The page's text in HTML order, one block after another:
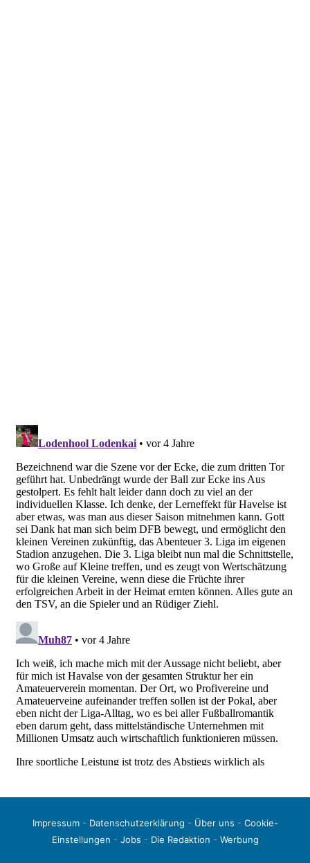
Impressum- Datenschutzerklärung - Über uns - Cookie-
Einstellungen - Jobs - Die Redaktion - Werbung